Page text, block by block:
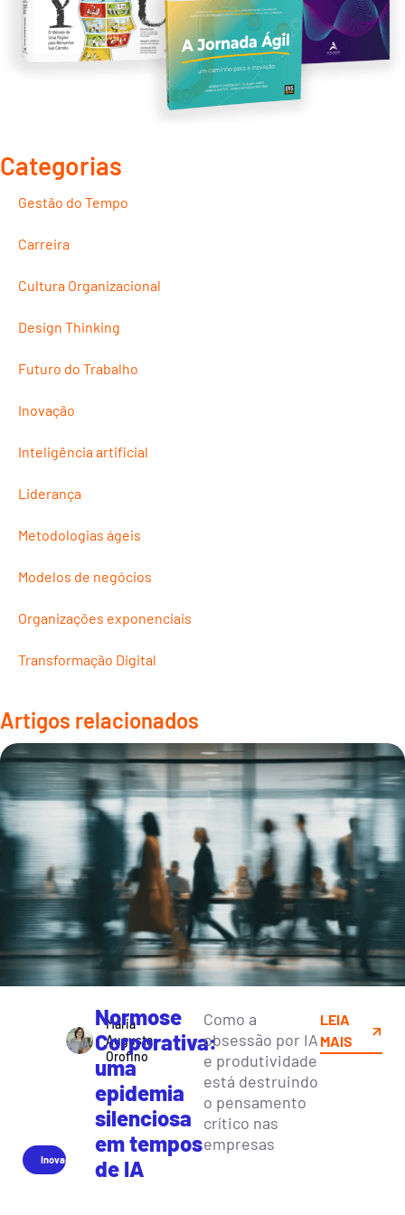
Categorias
Gestão do Tempo
Carreira
Cultura Organizacional
Design Thinking
Futuro do Trabalho
Inovação
Inteligência artificial
Liderança
Metodologias ágeis
Modelos de negócios
Organizações exponenciais
Transformação Digital
Artigos relacionados
Inovação
Maria
Augusta
Orofino
Normose
Corporativa:
uma
epidemia
silenciosa
em tempos
de IA
Como a
obsessão por IA
e produtividade
está destruindo
o pensamento
crítico nas
empresas
LEIA
MAIS